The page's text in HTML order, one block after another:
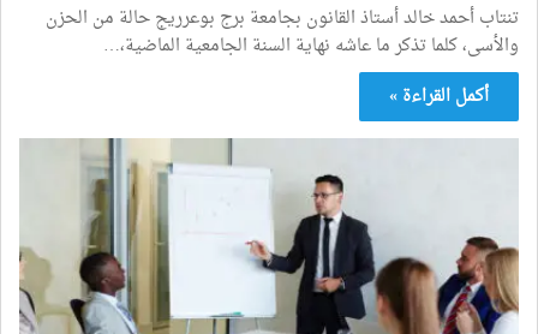
تنتاب أحمد خالد أستاذ القانون بجامعة برج بوعرريج حالة من الحزن
والأسى، كلما تذكر ما عاشه نهاية السنة الجامعية الماضية،…
أكمل القراءة »